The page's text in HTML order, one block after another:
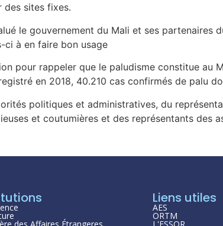
des sites fixes.
le gouvernement du Mali et ses partenaires
ci à en faire bon usage
pour rappeler que le paludisme constitue au
en 2018, 40.210 cas confirmés de palu
politiques et administratives, du
et coutumières et des représentants des
Liens utiles
AES
ORTM